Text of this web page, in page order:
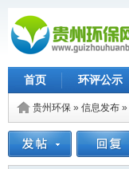
首页 环评公示
贵州环保 » 信息发布 »